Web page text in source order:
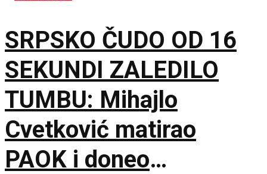
SRPSKO ČUDO OD 16
SEKUNDI ZALEDILO
TUMBU: Mihajlo
Cvetković matirao
PAOK i doneo